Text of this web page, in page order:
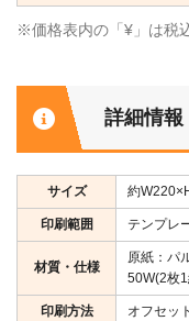
※価格表内の「¥」は税
詳細情報
サイズ 約
印刷範囲 テンプレ
材質・仕様
原紙：パ
50W(2枚
印刷方法 オフセッ